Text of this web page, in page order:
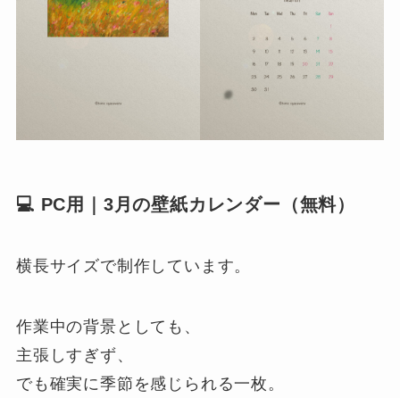
💻 PC用｜3月の壁紙カレンダー（無料）
横長サイズで制作しています。
作業中の背景としても、
主張しすぎず、
でも確実に季節を感じられる一枚。